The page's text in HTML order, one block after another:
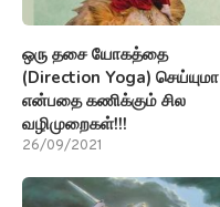
ஒரு தசை யோகத்தை
(Direction Yoga) செய்யுமா
என்பதை கணிக்கும் சில
வழிமுறைகள்!!!
26/09/2021